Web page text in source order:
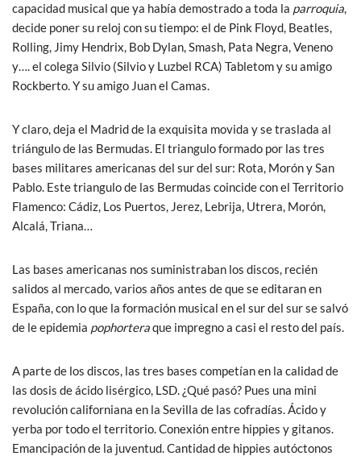
capacidad musical que ya había demostrado a toda la parroquia,
decide poner su reloj con su tiempo: el de Pink Floyd, Beatles,
Rolling, Jimy Hendrix, Bob Dylan, Smash, Pata Negra, Veneno
y…. el colega Silvio (Silvio y Luzbel RCA) Tabletom y su amigo
Rockberto. Y su amigo Juan el Camas.
Y claro, deja el Madrid de la exquisita movida y se traslada al
triángulo de las Bermudas. El triangulo formado por las tres
bases militares americanas del sur del sur: Rota, Morón y San
Pablo. Este triangulo de las Bermudas coincide con el Territorio
Flamenco: Cádiz, Los Puertos, Jerez, Lebrija, Utrera, Morón,
Alcalá, Triana…
Las bases americanas nos suministraban los discos, recién
salidos al mercado, varios años antes de que se editaran en
España, con lo que la formación musical en el sur del sur se salvó
de le epidemia pophorteraque impregno a casi el resto del país.
A parte de los discos, las tres bases competían en la calidad de
las dosis de ácido lisérgico, LSD. ¿Qué pasó? Pues una mini
revolución californiana en la Sevilla de las cofradías. Ácido y
yerba por todo el territorio. Conexión entre hippies y gitanos.
Emancipación de la juventud. Cantidad de hippies autóctonos